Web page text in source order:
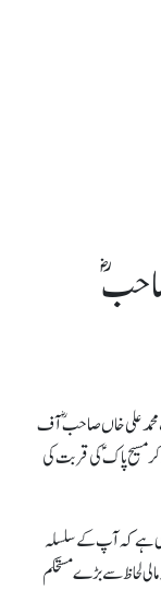
محمد علی خاں صاحب ؓ آف
مسیح پاک ؑ کی قربت کی
ہے کہ آپ کے سلسلہ
لحاظ سے بڑےمستحکم